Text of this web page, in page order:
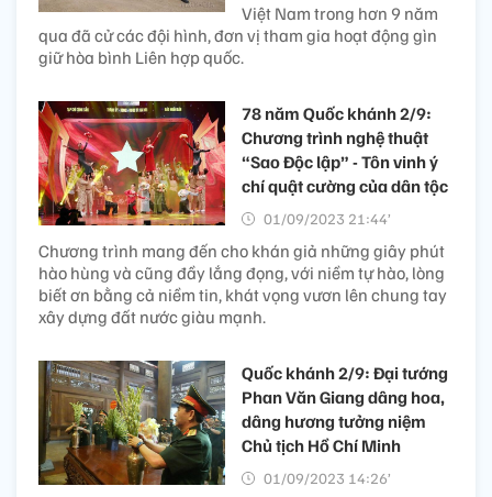
Việt Nam trong hơn 9 năm
qua đã cử các đội hình, đơn vị tham gia hoạt động gìn
giữ hòa bình Liên hợp quốc.
78 năm Quốc khánh 2/9:
Chương trình nghệ thuật
“Sao Độc lập” - Tôn vinh ý
chí quật cường của dân tộc
01/09/2023 21:44’
Chương trình mang đến cho khán giả những giây phút
hào hùng và cũng đầy lắng đọng, với niềm tự hào, lòng
biết ơn bằng cả niềm tin, khát vọng vươn lên chung tay
xây dựng đất nước giàu mạnh.
Quốc khánh 2/9: Đại tướng
Phan Văn Giang dâng hoa,
dâng hương tưởng niệm
Chủ tịch Hồ Chí Minh
01/09/2023 14:26’